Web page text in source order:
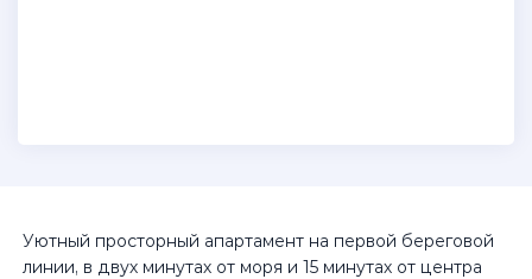
Уютный просторный апартамент на первой береговой
линии, в двух минутах от моря и 15 минутах от центра